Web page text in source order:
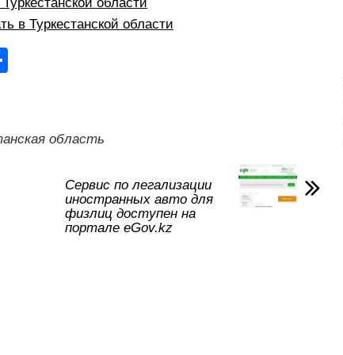
в Туркестанской области
а
область
Сервис по легализации
иностранных авто для
физлиц доступен на
портале eGov.kz